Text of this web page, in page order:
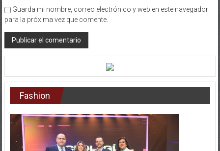
Guarda mi nombre, correo electrónico y web en este navegador
para la próxima vez que comente.
Fashion